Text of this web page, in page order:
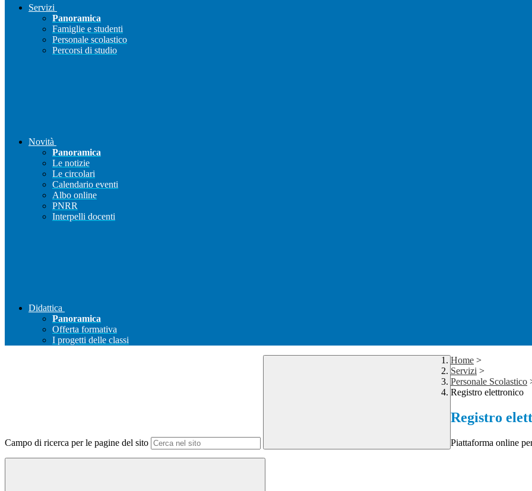
Servizi
Panoramica
Famiglie e studenti
Personale scolastico
Percorsi di studio
Novità
Panoramica
Le notizie
Le circolari
Calendario eventi
Albo online
PNRR
Interpelli docenti
Didattica
Panoramica
Offerta formativa
I progetti delle classi
Campo di ricerca per le pagine del sito
Home >
Servizi >
Personale Scolastico
Registro elettronico
Registro
Piattaforma online